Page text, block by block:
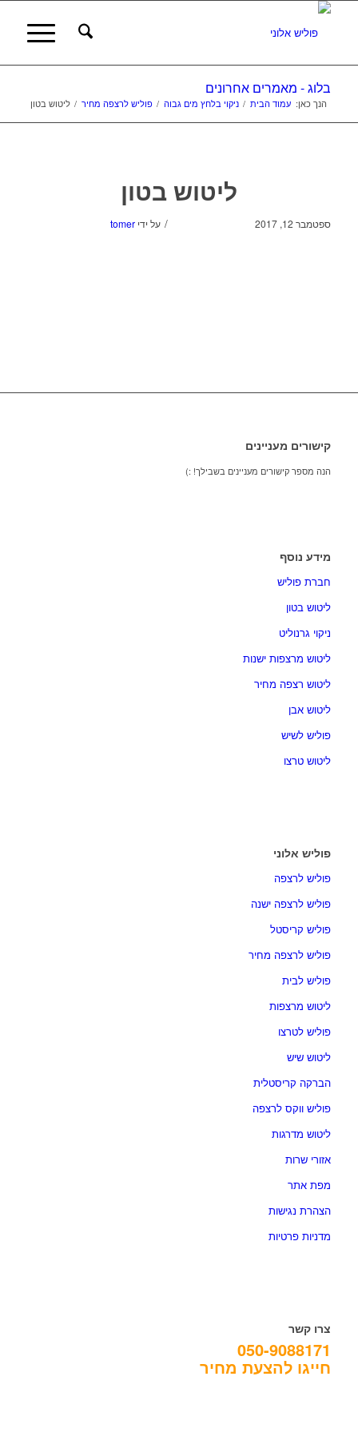
בלוג - מאמרים אחרונים
הנך כאן: עמוד הבית / ניקוי בלחץ מים גבוה / פוליש לרצפה מחיר / ליטוש בטון
ליטוש בטון
ספטמבר 12, 2017 / על ידי tomer
קישורים מעניינים
הנה מספר קישורים מעניינים בשבילך! :)
מידע נוסף
חברת פוליש
ליטוש בטון
ניקוי גרנוליט
ליטוש מרצפות ישנות
ליטוש רצפה מחיר
ליטוש אבן
פוליש לשיש
ליטוש טרצו
פוליש אלוני
פוליש לרצפה
פוליש לרצפה ישנה
פוליש קריסטל
פוליש לרצפה מחיר
פוליש לבית
ליטוש מרצפות
פוליש לטרצו
ליטוש שיש
הברקה קריסטלית
פוליש ווקס לרצפה
ליטוש מדרגות
אזורי שרות
מפת אתר
הצהרת נגישות
מדניות פרטיות
צרו קשר
050-9088171
חייגו להצעת מחיר